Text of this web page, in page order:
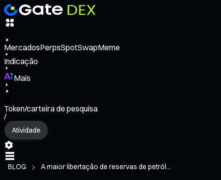
MercadosPerpsSpotSwapMeme
Indicação
Mais
Token/carteira de pesquisa
/
Atividade
BLOG A maior libertação de reservas de petról...